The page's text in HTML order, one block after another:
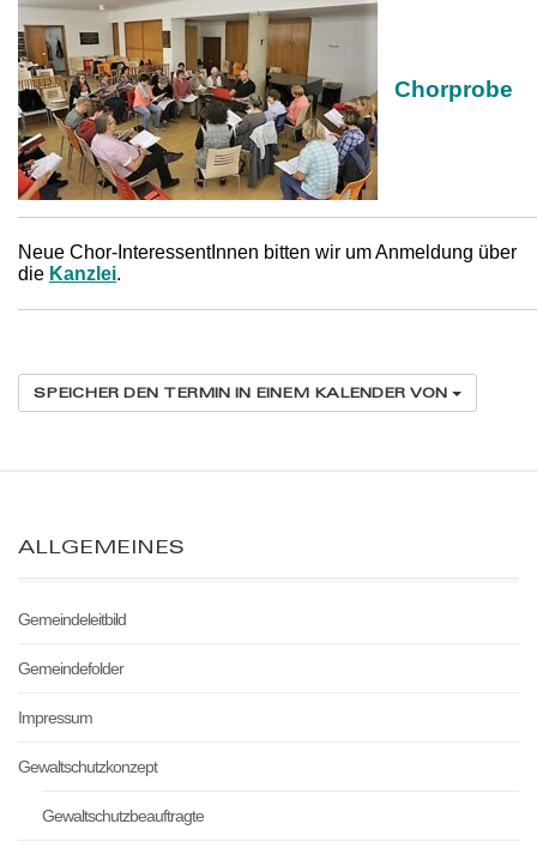
Chorprobe
Neue Chor-InteressentInnen bitten wir um Anmeldung über
die Kanzlei.
SPEICHER DEN TERMIN IN EINEM KALENDER VON
ALLGEMEINES
Gemeindeleitbild
Gemeindefolder
Impressum
Gewaltschutzkonzept
Gewaltschutzbeauftragte